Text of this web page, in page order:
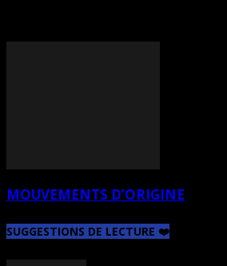
MOUVEMENTS D’ORIGINE
SUGGESTIONS DE LECTURE ❤️